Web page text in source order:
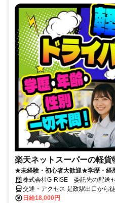
楽天ネットスーパーの軽貨
★未経験・初心者大歓迎★学歴・経
株式会社G-RISE 委託先の配送
交通・アクセス 是政駅出口から
日給18,000円